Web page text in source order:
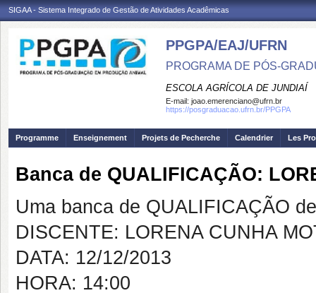
SIGAA - Sistema Integrado de Gestão de Atividades Acadêmicas
PPGPA/EAJ/UFRN
PROGRAMA DE PÓS-
ESCOLA AGRÍCOLA DE JUNDIAÍ
E-mail: joao.emerenciano@ufrn.br
https://posgraduacao.ufrn.br/PPGPA
Programme Enseignement Projets de Pecherche Calendrier Les
Banca de QUALIFICAÇÃO:
Uma banca de QUALIFICAÇÃO
DISCENTE: LORENA CUNHA
DATA: 12/12/2013
HORA: 14:00